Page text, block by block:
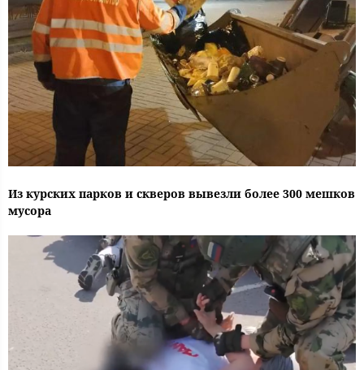
Из курских парков и скверов вывезли более 300 мешков
мусора